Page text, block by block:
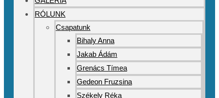
RÓLUNK
Csapatunk
Bihaly Anna
Jakab Ádám
Grenács Tímea
Gedeon Fruzsina
Székely Réka